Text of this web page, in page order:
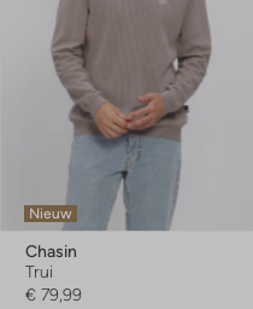
Nieuw
Chasin
Trui
€ 79,99